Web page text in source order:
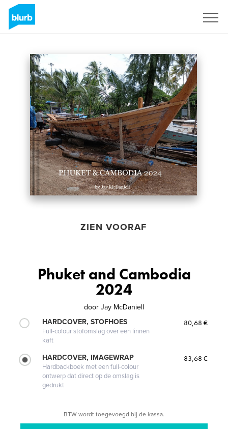
ZIEN VOORAF
Phuket and Cambodia
2024
door Jay McDaniell
HARDCOVER, STOFHOES
Full-colour stofomslag over een linnen
kaft
80,68 €
HARDCOVER, IMAGEWRAP
Hardbackboek met een full-colour
ontwerp dat direct op de omslag is
gedrukt
83,68 €
BTW wordt toegevoegd bij de kassa.